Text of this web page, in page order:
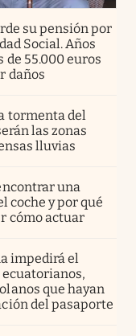
su pensión por
Social. Años
de 55.000 euros
daños
tormenta del
las zonas
lluvias
una
coche y por qué
cómo actuar
impedirá el
ecuatorianos,
que hayan
del pasaporte